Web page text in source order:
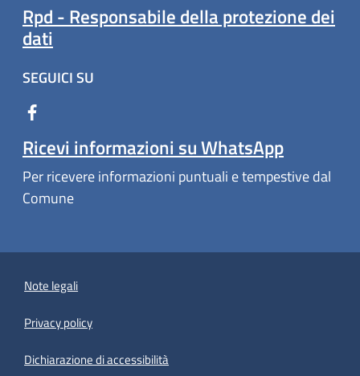
Rpd - Responsabile della protezione dei
dati
SEGUICI SU
Ricevi informazioni su WhatsApp
Per ricevere informazioni puntuali e tempestive dal
Comune
Note legali
Privacy policy
Dichiarazione di accessibilità